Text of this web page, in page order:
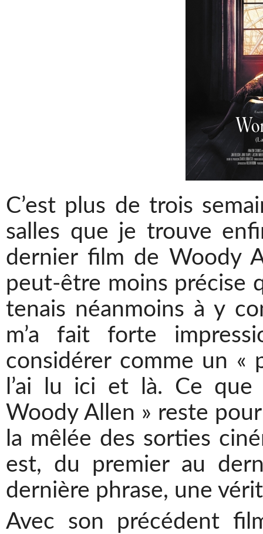
C’est plus de trois
salles que je trouve
dernier film de Woody
peut-être moins précise
tenais néanmoins à y
m’a fait forte
considérer comme un «
l’ai lu ici et là. Ce
Woody Allen » reste
la mêlée des sorties
est, du premier au
dernière phrase, une
Avec son précédent